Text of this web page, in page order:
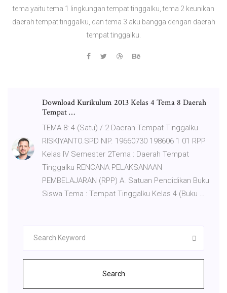
tema yaitu tema 1 lingkungan tempat tinggalku, tema 2 keunikan
daerah tempat tinggalku, dan tema 3 aku bangga dengan daerah
tempat tinggalku.
Download Kurikulum 2013 Kelas 4 Tema 8 Daerah
Tempat …
TEMA 8: 4 (Satu) / 2 Daerah Tempat Tinggalku
RISKIYANTO.SPD NIP. 19660730 198606 1 01 RPP
Kelas IV Semester 2Tema : Daerah Tempat
Tinggalku RENCANA PELAKSANAAN
PEMBELAJARAN (RPP) A. Satuan Pendidikan Buku
Siswa Tema : Tempat Tinggalku Kelas 4 (Buku …
Search